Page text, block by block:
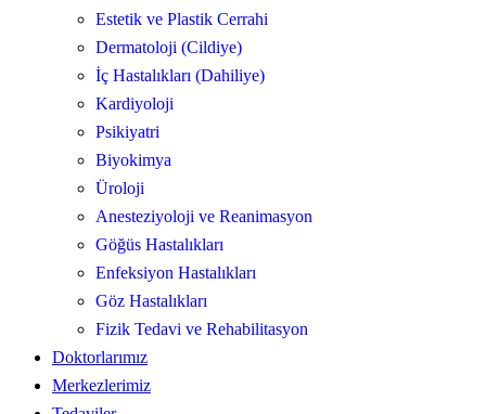
Estetik ve Plastik Cerrahi
Dermatoloji (Cildiye)
İç Hastalıkları (Dahiliye)
Kardiyoloji
Psikiyatri
Biyokimya
Üroloji
Anesteziyoloji ve Reanimasyon
Göğüs Hastalıkları
Enfeksiyon Hastalıkları
Göz Hastalıkları
Fizik Tedavi ve Rehabilitasyon
Doktorlarımız
Merkezlerimiz